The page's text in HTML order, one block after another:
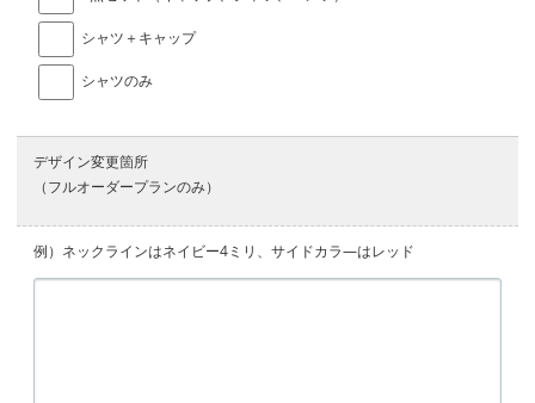
シャツ＋キャップ
シャツのみ
デザイン変更箇所
（フルオーダープランのみ）
例）ネックラインはネイビー4ミリ、サイドカラ―はレッド